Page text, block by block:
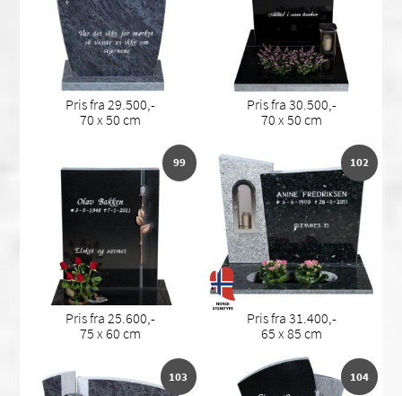
Pris fra 29.500,-
70 x 50 cm
Pris fra 30.500,-
70 x 50 cm
99
Pris fra 25.600,-
75 x 60 cm
102
Pris fra 31.400,-
65 x 85 cm
103 104